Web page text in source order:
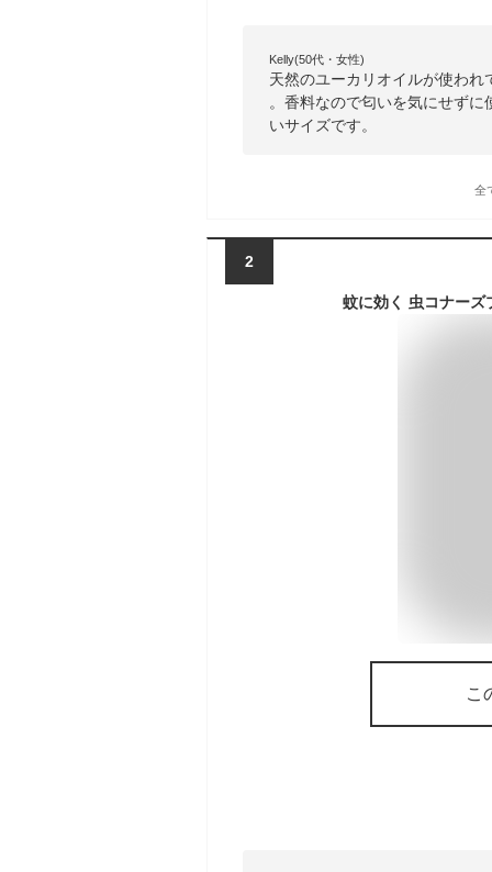
Kelly(50代・女性)
天然のユーカリオイルが使わ
。香料なので匂いを気にせず
いサイズです。
全
2
こ